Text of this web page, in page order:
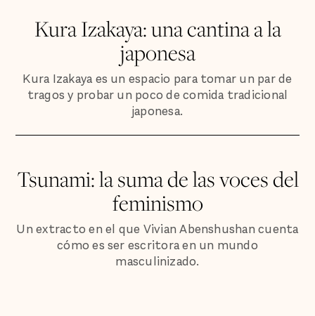
Kura Izakaya: una cantina a la
japonesa
Kura Izakaya es un espacio para tomar un par de
tragos y probar un poco de comida tradicional
japonesa.
Tsunami: la suma de las voces del
feminismo
Un extracto en el que Vivian Abenshushan cuenta
cómo es ser escritora en un mundo
masculinizado.